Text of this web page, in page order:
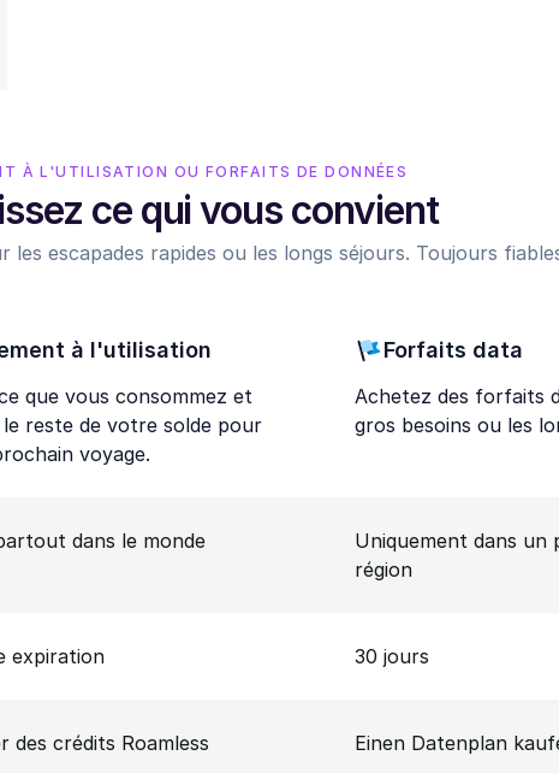
À L'UTILISATION OU FORFAITS DE DONNÉES
ce qui vous convient
les escapades rapides ou les longs séjours. Toujours
à l'utilisation
que vous consommez et
le reste de votre solde pour
voyage.
Forfaits data
Achetez des forfaits
gros besoins ou les
dans le monde
Uniquement dans un
région
expiration 30 jours
des crédits Roamless Einen Datenplan